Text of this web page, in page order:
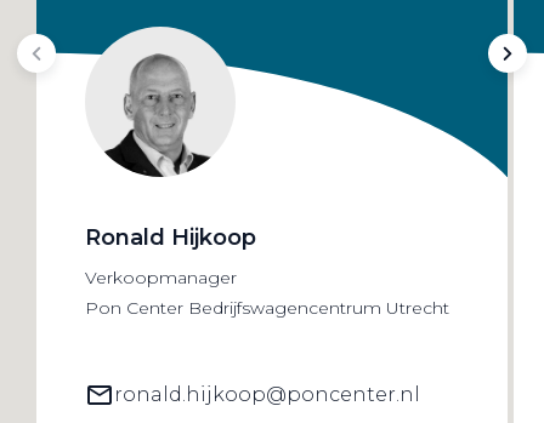
Ronald Hijkoop
Verkoopmanager
Pon Center Bedrijfswagencentrum Utrecht
ronald.hijkoop@poncenter.nl